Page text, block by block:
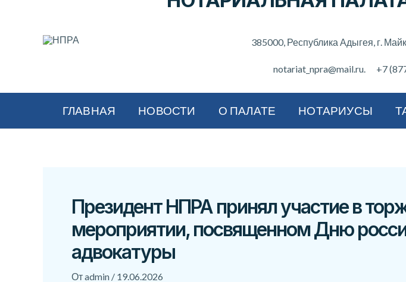
385000, Республика Адыгея, г.
notariat_npra@mail.ru. +7
ГЛАВНАЯ НОВОСТИ О ПАЛАТЕ НОТАРИУСЫ
Президент НПРА принял участие в
мероприятии, посвященном Дню
адвокатуры
Отadmin / 19.06.2026